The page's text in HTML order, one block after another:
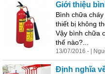
Giới thiệu
Bình chữa
thiết bị không
Vậy bình chữa
thế nào?...
13/07/2016 - |
Định nghĩa